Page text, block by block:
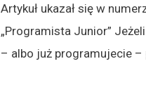
Artykuł ukazał się w
„Programista Junior”
– albo już programujecie –